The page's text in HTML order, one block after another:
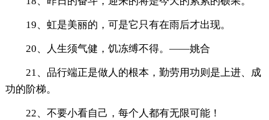
19、虹是美丽的，可是它只有在雨后才出现。
20、人生须气健，饥冻缚不得。——姚合
21、品行端正是做人的根本，勤劳用功则是上进、成
功的阶梯。
22、不要小看自己，每个人都有无限可能！